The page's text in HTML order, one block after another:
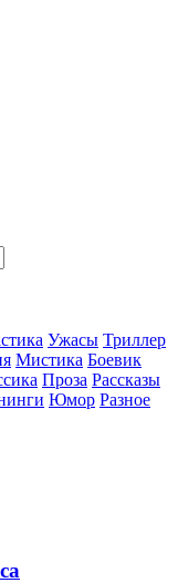
Ужасы Триллер
Мистика Боевик
Проза Рассказы
Юмор Разное